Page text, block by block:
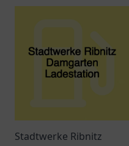
leicht erreichbar. Perfekt
Reisende.
Stadtwerke Ribnitz